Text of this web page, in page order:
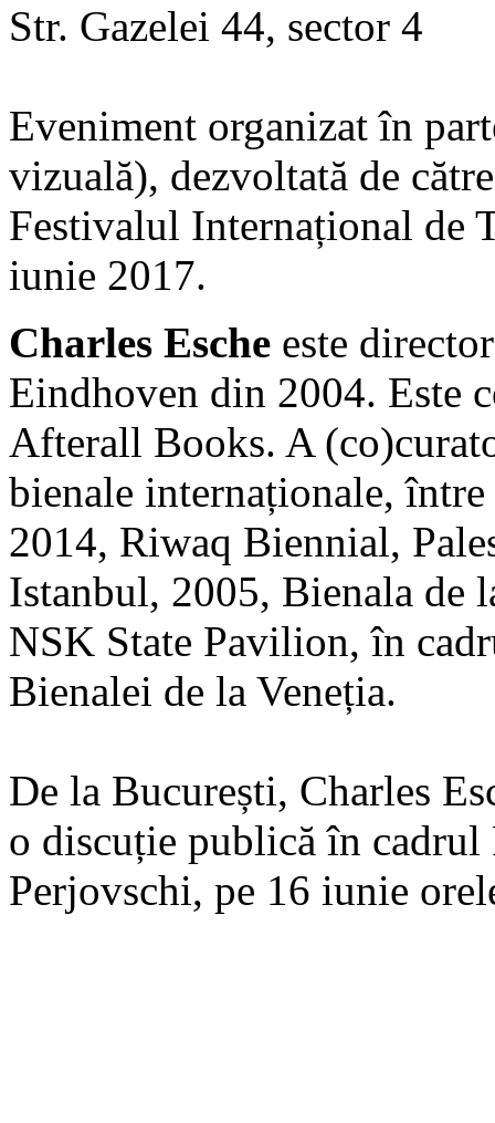
Str. Gazelei 44, sector 4
Eveniment organizat în
vizuală), dezvoltată de
Festivalul Internațional de
iunie 2017.
Charles Esche este
Eindhoven din 2004. Este
Afterall Books. A
bienale internaționale,
2014, Riwaq Biennial,
Istanbul, 2005, Bienala de
NSK State Pavilion, în
Bienalei de la Veneția.
De la București, Charles
o discuție publică în
Perjovschi, pe 16 iunie